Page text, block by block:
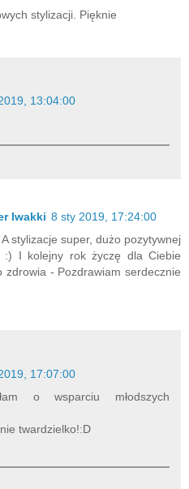
stylizacji. Pięknie
13:04:00
Iwakki 8 sty 2019, 17:24:00
stylizacje super, dużo pozytywnej
:) I kolejny rok życzę dla Ciebie
zdrowia - Pozdrawiam serdecznie
17:07:00
o wsparciu młodszych
twardzielko!:D